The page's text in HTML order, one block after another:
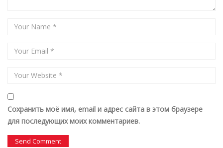
Сохранить моё имя, email и адрес сайта в этом браузере
для последующих моих комментариев.